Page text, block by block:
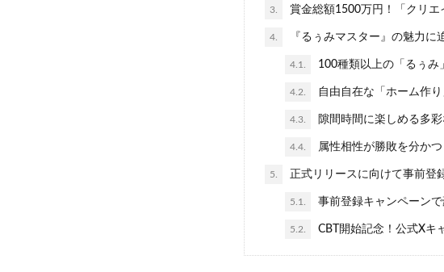
3. 賞金総額1500万円！「クリエ
4. 『るぅみマスター』の魅力に
4.1. 100種類以上の「るぅみ
4.2. 自由自在な「ホーム作
4.3. 隙間時間に楽しめる多彩
4.4. 属性相性が勝敗を分かつ
5. 正式リリースに向けて事前登
5.1. 事前登録キャンペーンで
5.2. CBT開始記念！公式Xキ